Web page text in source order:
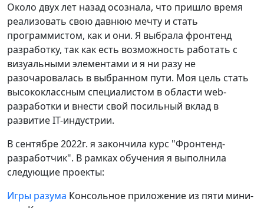
Около двух лет назад осознала, что пришло время
реализовать свою давнюю мечту и стать
программистом, как и они. Я выбрала фронтенд
разработку, так как есть возможность работать с
визуальными элементами и я ни разу не
разочаровалась в выбранном пути. Моя цель стать
высококлассным специалистом в области web-
разработки и внести свой посильный вклад в
развитие IT-индустрии.
В сентябре 2022г. я закончила курс "Фронтенд-
разработчик". В рамках обучения я выполнила
следующие проекты:
Игры разума Консольное приложение из пяти мини-